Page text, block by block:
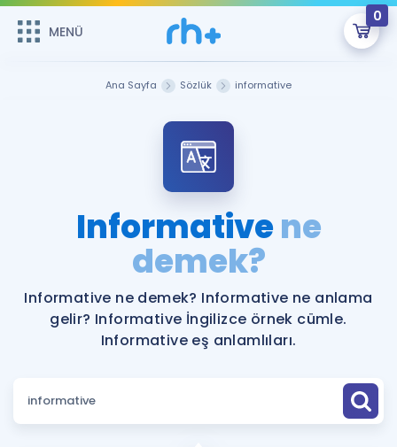
MENÜ
0
Şifremi Hatırlamıyorum
Sepetin Şu An Boş.
Remzi Hoca ile seni sınava hazırlayacak onlarca eğitim seni
bekliyor!
MENÜ
Katılımcı Görüşleri
Faydalı Araçlar
Ücretsiz Kaynaklar
İngilizce Gramer
Ana Sayfa Sözlük informative
Informativene
demek?
Informative ne demek? Informative ne anlama
gelir? Informative İngilizce örnek cümle.
Informative eş anlamlıları.